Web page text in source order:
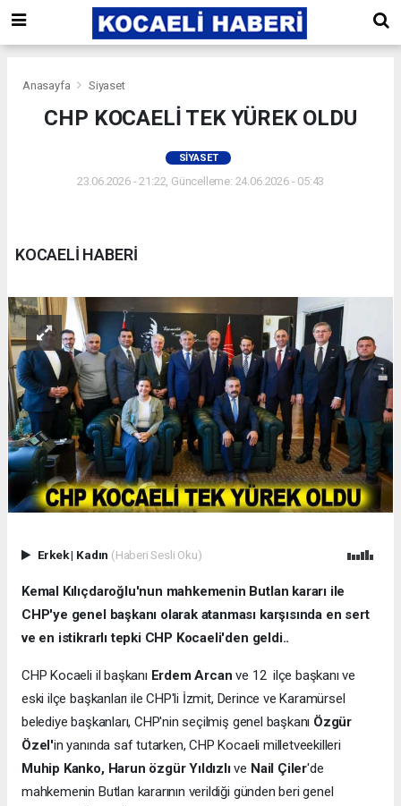
Anasayfa Siyaset
CHP KOCAELİ TEK YÜREK OLDU
SIYASET
23.06.2026 - 21:22, Güncelleme: 24.06.2026 - 05:43
KOCAELİ HABERİ
Erkek| Kadın (Haberi Sesli Oku)
Kemal Kılıçdaroğlu'nun mahkemenin Butlan kararı ile
CHP'ye genel başkanı olarak atanması karşısında en sert
ve en istikrarlı tepki CHP Kocaeli'den geldi..
CHP Kocaeli il başkanı Erdem Arcanve 12 ilçe başkanı ve
eski ilçe başkanları ile CHP'li İzmit, Derince ve Karamürsel
belediye başkanları, CHP'nin seçilmiş genel başkanı Özgür
Özel'in yanında saf tutarken, CHP Kocaeli milletveekilleri
Muhip Kanko, Harun özgür Yıldızlıve Nail Çiler'de
mahkemenin Butlan kararının verildiği günden beri genel